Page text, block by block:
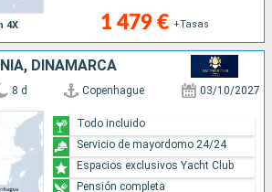
4X 1 479 € +Tasas
DINAMARCA
8 d Copenhague 03/10/2027
Todo incluido
Servicio de mayordomo 24/24
Espacios exclusivos Yacht Club
Pensión completa